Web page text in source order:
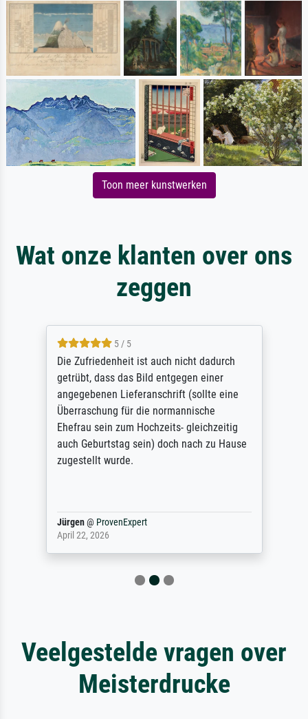
Toon meer kunstwerken
Wat onze klanten over ons
zeggen
5 / 5
Die Zufriedenheit ist auch nicht dadurch
getrübt, dass das Bild entgegen einer
angegebenen Lieferanschrift (sollte eine
Überraschung für die normannische
Ehefrau sein zum Hochzeits- gleichzeitig
auch Geburtstag sein) doch nach zu Hause
zugestellt wurde.
Jürgen@ ProvenExpert
April 22, 2026
Veelgestelde vragen over
Meisterdrucke